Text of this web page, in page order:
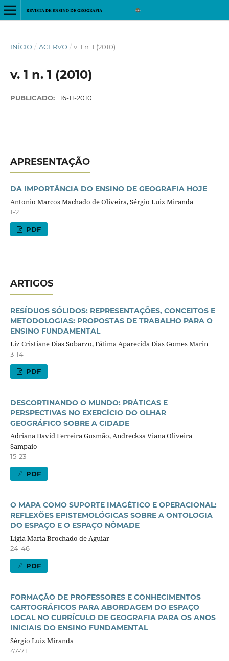
INÍCIO / ACERVO / v. 1 n. 1 (2010)
v. 1 n. 1 (2010)
PUBLICADO: 16-11-2010
APRESENTAÇÃO
DA IMPORTÂNCIA DO ENSINO DE GEOGRAFIA HOJE
Antonio Marcos Machado de Oliveira, Sérgio Luiz Miranda
1-2
PDF
ARTIGOS
RESÍDUOS SÓLIDOS: REPRESENTAÇÕES, CONCEITOS E
METODOLOGIAS: PROPOSTAS DE TRABALHO PARA O
ENSINO FUNDAMENTAL
Liz Cristiane Dias Sobarzo, Fátima Aparecida Dias Gomes Marin
3-14
PDF
DESCORTINANDO O MUNDO: PRÁTICAS E
PERSPECTIVAS NO EXERCÍCIO DO OLHAR
GEOGRÁFICO SOBRE A CIDADE
Adriana David Ferreira Gusmão, Andrecksa Viana Oliveira
Sampaio
15-23
PDF
O MAPA COMO SUPORTE IMAGÉTICO E OPERACIONAL:
REFLEXÕES EPISTEMOLÓGICAS SOBRE A ONTOLOGIA
DO ESPAÇO E O ESPAÇO NÔMADE
Lígia Maria Brochado de Aguiar
24-46
PDF
FORMAÇÃO DE PROFESSORES E CONHECIMENTOS
CARTOGRÁFICOS PARA ABORDAGEM DO ESPAÇO
LOCAL NO CURRÍCULO DE GEOGRAFIA PARA OS ANOS
INICIAIS DO ENSINO FUNDAMENTAL
Sérgio Luiz Miranda
47-71